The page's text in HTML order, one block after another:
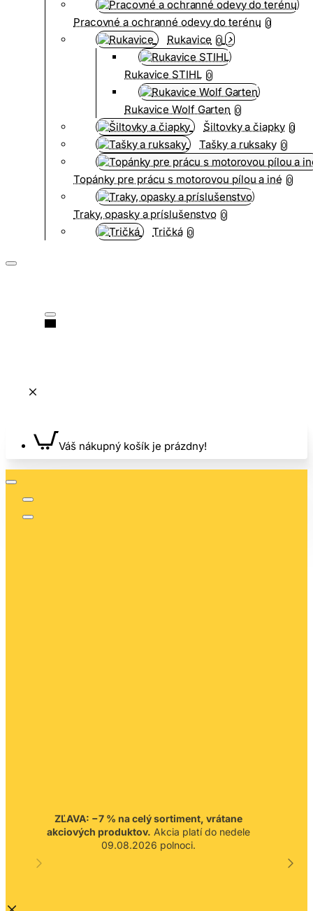
Pracovné a ochranné odevy do terénu 0
Rukavice 0
Rukavice STIHL 0
Rukavice Wolf Garten 0
Šiltovky a čiapky 0
Tašky a ruksaky 0
Topánky pre prácu s motorovou pílou a iné 0
Traky, opasky a príslušenstvo 0
Tričká 0
Váš nákupný košík je prázdny!
ZĽAVA: −7 % na celý sortiment, vrátane
akciových produktov. Akcia platí do nedele
09.08.2026 polnoci.